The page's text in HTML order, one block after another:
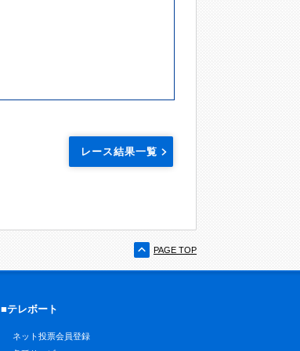
レース結果一覧
PAGE TOP
■テレボート
ネット投票会員登録